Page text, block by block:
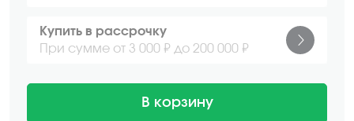
Купить в рассрочку
При сумме от 3 000 ₽ до 200 000 ₽
В корзину